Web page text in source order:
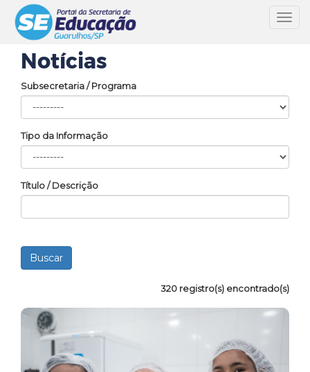
Notícias
Subsecretaria / Programa
Tipo da Informação
Título / Descrição
320 registro(s) encontrado(s)